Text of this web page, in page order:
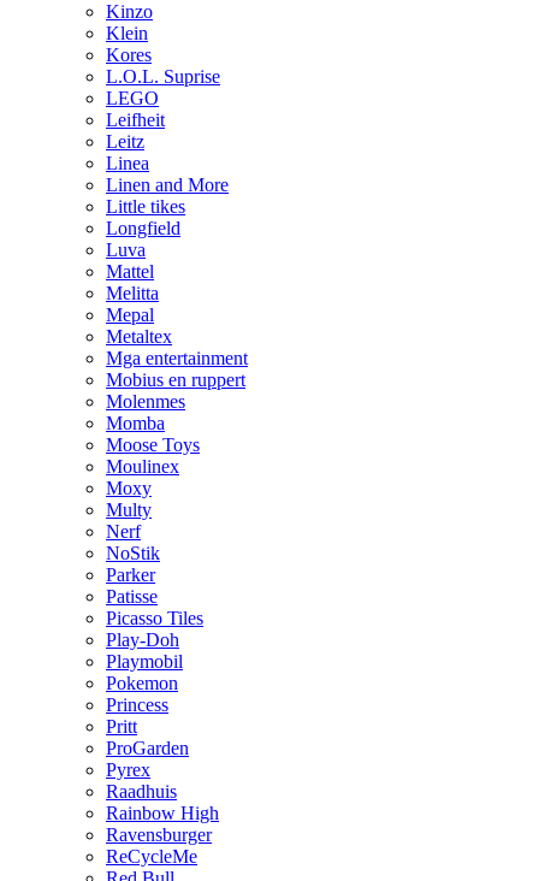
Kinzo
Klein
Kores
L.O.L. Suprise
LEGO
Leifheit
Leitz
Linea
Linen and More
Little tikes
Longfield
Luva
Mattel
Melitta
Mepal
Metaltex
Mga entertainment
Mobius en ruppert
Molenmes
Momba
Moose Toys
Moulinex
Moxy
Multy
Nerf
NoStik
Parker
Patisse
Picasso Tiles
Play-Doh
Playmobil
Pokemon
Princess
Pritt
ProGarden
Pyrex
Raadhuis
Rainbow High
Ravensburger
ReCycleMe